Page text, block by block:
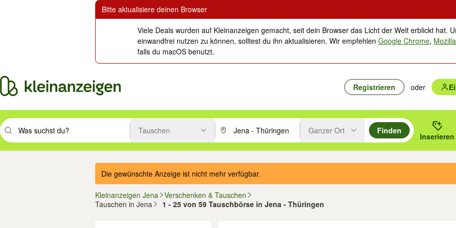
Bitte aktualisiere deinen Browser
Viele Deals wurden auf Kleinanzeigen gemacht, seit dein Browser das Licht der Welt erblickt hat.
einwandfrei nutzen zu können, solltest du ihn aktualisieren. Wir empfehlenGoogle Chrome,
falls du macOS benutzt.
Registrieren oder
Suchbegriff eingeben. Eingabetaste drücken um zu suchen, oder Vorschläge mit den Pfeiltasten nach oben/unten durchsuchen und mit
Tauschen PLZ oder Ort eingeben. Eingabetaste drücken um zu suchen, oder
Ganzer Ort
Finden
Inserieren
Die gewünschte Anzeige ist nicht mehr verfügbar.
Kleinanzeigen Jena Verschenken & Tauschen
Tauschen in Jena
1 - 25 von 59 Tauschbörse in Jena - Thüringen